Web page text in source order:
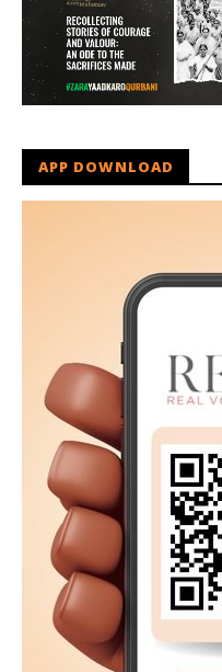
APP DOWNLOAD